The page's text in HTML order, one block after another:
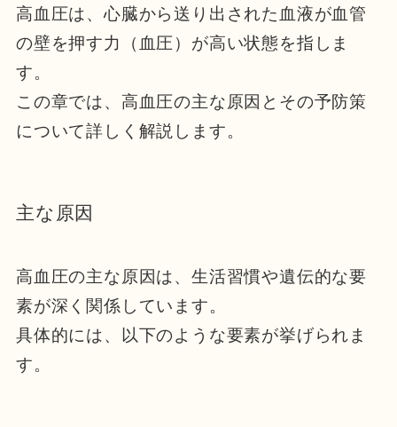
高血圧は、心臓から送り出された血液が血管
の壁を押す力（血圧）が高い状態を指しま
す。
この章では、高血圧の主な原因とその予防策
について詳しく解説します。
主な原因
高血圧の主な原因は、生活習慣や遺伝的な要
素が深く関係しています。
具体的には、以下のような要素が挙げられま
す。